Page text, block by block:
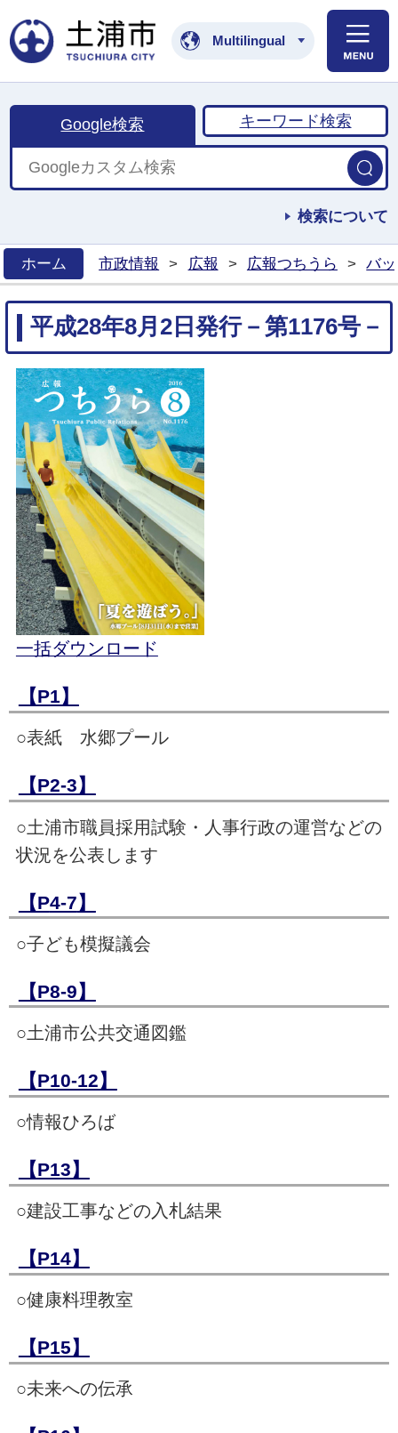
土浦市公式ホームペ
Multilingual
Google検索 キーワード検索
検索について
ホーム
市政情報 > 広報 > 広報つちうら > バ
平成28年8月2日発行－第1176号－
一括ダウンロード
【P1】
○表紙 水郷プール
【P2-3】
○土浦市職員採用試験・人事行政の運営などの
状況を公表します
【P4-7】
○子ども模擬議会
【P8-9】
○土浦市公共交通図鑑
【P10-12】
○情報ひろば
【P13】
○建設工事などの入札結果
【P14】
○健康料理教室
【P15】
○未来への伝承